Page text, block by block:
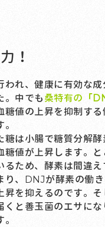
！
れ、健康に有効な成
。中でも 桑特有の 「
糖値の上昇を抑制する
は小腸で糖質分解酵
糖値が上昇します。
るため、酵素は間違
り、DNJが酵素の働
昇を抑えるのです。そ
くと善玉菌のエサにな